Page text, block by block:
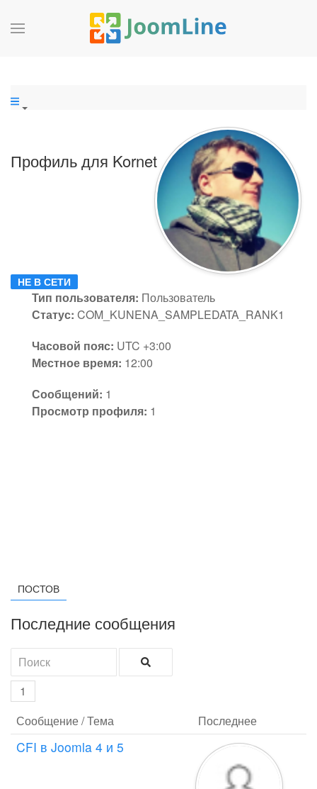
Профиль для Kornet
НЕ В СЕТИ
Тип пользователя: Пользователь
Статус: COM_KUNENA_SAMPLEDATA_RANK1
Часовой пояс: UTC +3:00
Местное время: 12:00
Сообщений: 1
Просмотр профиля: 1
ПОСТОВ
Последние сообщения
1
Сообщение / Тема
Последнее
CFI в Joomla 4 и 5